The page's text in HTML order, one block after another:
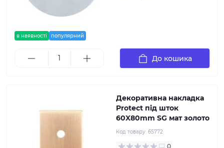
в наявності популярний
До кошика
Декоративна накладка
Protect під шток
60X80mm SG мат золото
Код товару: 65772
0